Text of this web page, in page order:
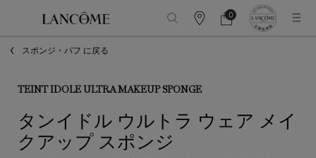
カ
報
カ
ー
0
0 カート内の製品
スポンジ・パフ に戻る
TEINT IDOLE ULTRA MAKEUP SPONGE
タンイドル ウルトラ ウェア メイ
クアップ スポンジ